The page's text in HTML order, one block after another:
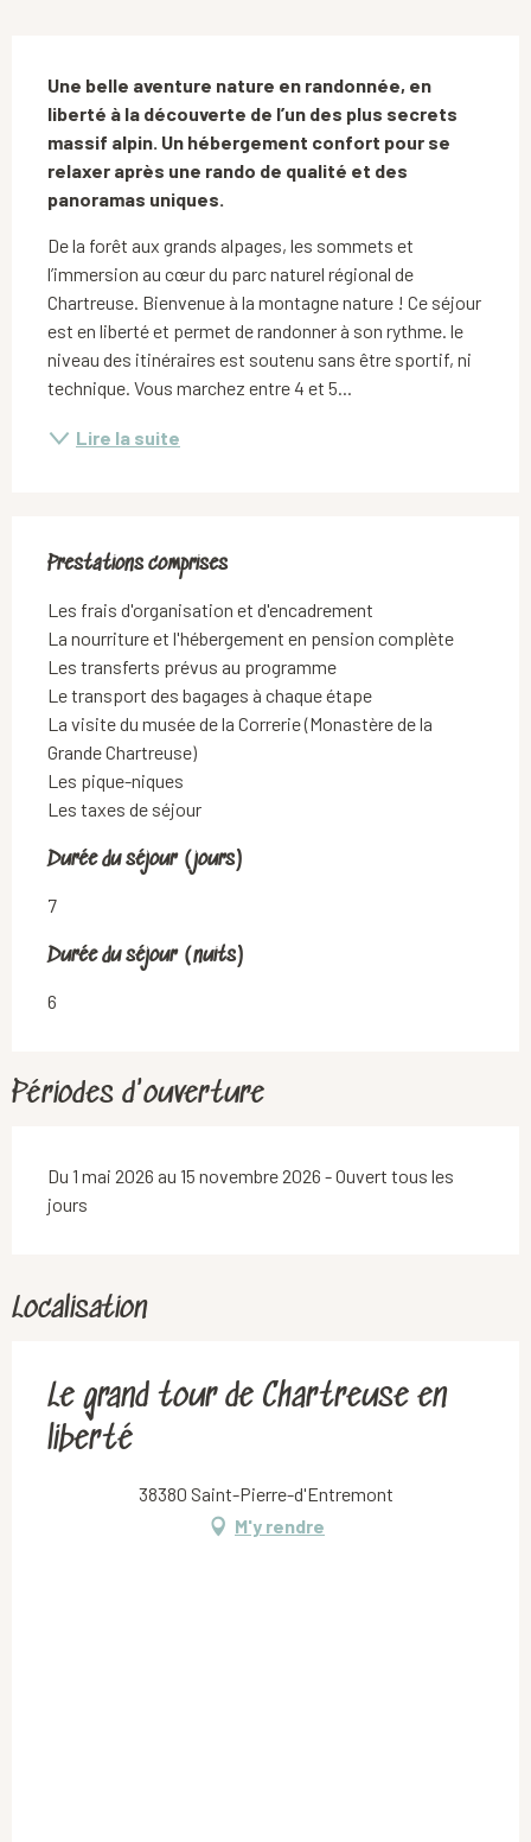
Une belle aventure nature en randonnée, en
liberté à la découverte de l’un des plus secrets
massif alpin. Un hébergement confort pour se
relaxer après une rando de qualité et des
panoramas uniques.
De la forêt aux grands alpages, les sommets et
l’immersion au cœur du parc naturel régional de
Chartreuse. Bienvenue à la montagne nature ! Ce séjour
est en liberté et permet de randonner à son rythme. le
niveau des itinéraires est soutenu sans être sportif, ni
technique. Vous marchez entre 4 et 5...
Lire la suite
Prestations comprises
Prestations comprises
Les frais d'organisation et d'encadrement
La nourriture et l'hébergement en pension complète
Les transferts prévus au programme
Le transport des bagages à chaque étape
La visite du musée de la Correrie (Monastère de la
Grande Chartreuse)
Les pique-niques
Les taxes de séjour
Durée du séjour (jours)
Durée du séjour (jours)
7
Durée du séjour (nuits)
Durée du séjour (nuits)
6
Périodes d'ouverture
Du 1 mai 2026 au 15 novembre 2026 - Ouvert tous les
jours
Localisation
Le grand tour de Chartreuse en
liberté
38380 Saint-Pierre-d'Entremont
M'y rendre